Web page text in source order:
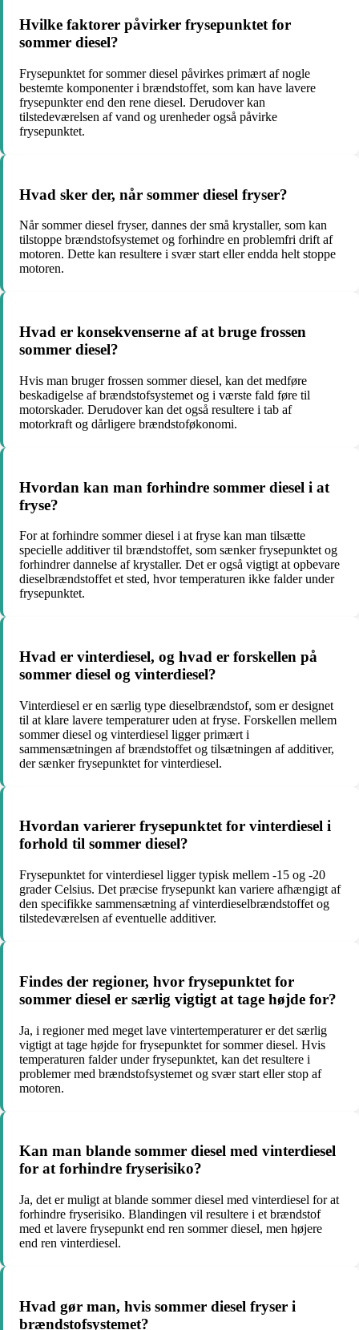
Hvilke faktorer påvirker frysepunktet for
sommer diesel?
Frysepunktet for sommer diesel påvirkes primært af nogle
bestemte komponenter i brændstoffet, som kan have lavere
frysepunkter end den rene diesel. Derudover kan
tilstedeværelsen af vand og urenheder også påvirke
frysepunktet.
Hvad sker der, når sommer diesel fryser?
Når sommer diesel fryser, dannes der små krystaller, som kan
tilstoppe brændstofsystemet og forhindre en problemfri drift af
motoren. Dette kan resultere i svær start eller endda helt stoppe
motoren.
Hvad er konsekvenserne af at bruge frossen
sommer diesel?
Hvis man bruger frossen sommer diesel, kan det medføre
beskadigelse af brændstofsystemet og i værste fald føre til
motorskader. Derudover kan det også resultere i tab af
motorkraft og dårligere brændstoføkonomi.
Hvordan kan man forhindre sommer diesel i at
fryse?
For at forhindre sommer diesel i at fryse kan man tilsætte
specielle additiver til brændstoffet, som sænker frysepunktet og
forhindrer dannelse af krystaller. Det er også vigtigt at opbevare
dieselbrændstoffet et sted, hvor temperaturen ikke falder under
frysepunktet.
Hvad er vinterdiesel, og hvad er forskellen på
sommer diesel og vinterdiesel?
Vinterdiesel er en særlig type dieselbrændstof, som er designet
til at klare lavere temperaturer uden at fryse. Forskellen mellem
sommer diesel og vinterdiesel ligger primært i
sammensætningen af brændstoffet og tilsætningen af additiver,
der sænker frysepunktet for vinterdiesel.
Hvordan varierer frysepunktet for vinterdiesel i
forhold til sommer diesel?
Frysepunktet for vinterdiesel ligger typisk mellem -15 og -20
grader Celsius. Det præcise frysepunkt kan variere afhængigt af
den specifikke sammensætning af vinterdieselbrændstoffet og
tilstedeværelsen af eventuelle additiver.
Findes der regioner, hvor frysepunktet for
sommer diesel er særlig vigtigt at tage højde for?
Ja, i regioner med meget lave vintertemperaturer er det særlig
vigtigt at tage højde for frysepunktet for sommer diesel. Hvis
temperaturen falder under frysepunktet, kan det resultere i
problemer med brændstofsystemet og svær start eller stop af
motoren.
Kan man blande sommer diesel med vinterdiesel
for at forhindre fryserisiko?
Ja, det er muligt at blande sommer diesel med vinterdiesel for at
forhindre fryserisiko. Blandingen vil resultere i et brændstof
med et lavere frysepunkt end ren sommer diesel, men højere
end ren vinterdiesel.
Hvad gør man, hvis sommer diesel fryser i
brændstofsystemet?